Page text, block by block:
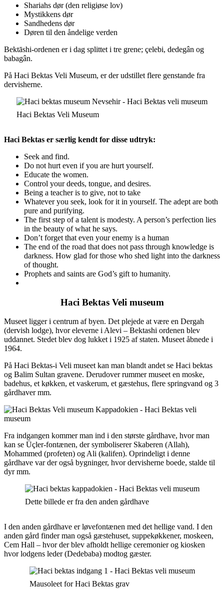
Shariahs dør (den religiøse lov)
Mystikkens dør
Sandhedens dør
Døren til den åndelige verden
Bektāshi-ordenen er i dag splittet i tre grene; çelebi, dedegân og
babagân.
På Haci Bektas Veli Museum, er der udstillet flere genstande fra
dervisherne.
Haci Bektas Veli Museum
Haci Bektas er særlig kendt for disse udtryk:
Seek and find.
Do not hurt even if you are hurt yourself.
Educate the women.
Control your deeds, tongue, and desires.
Being a teacher is to give, not to take
Whatever you seek, look for it in yourself. The adept are both
pure and purifying.
The first step of a talent is modesty. A person’s perfection lies
in the beauty of what he says.
Don’t forget that even your enemy is a human
The end of the road that does not pass through knowledge is
darkness. How glad for those who shed light into the darkness
of thought.
Prophets and saints are God’s gift to humanity.
Haci Bektas Veli museum
Museet ligger i centrum af byen. Det plejede at være en Dergah
(dervish lodge), hvor eleverne i Alevi – Bektashi ordenen blev
uddannet. Stedet blev dog lukket i 1925 af staten. Museet åbnede i
1964.
På Haci Bektas-i Veli museet kan man blandt andet se Haci bektas
og Balim Sultan gravene. Derudover rummer museet en moske,
badehus, et køkken, et vaskerum, et gæstehus, flere springvand og 3
gårdhaver mm.
Fra indgangen kommer man ind i den største gårdhave, hvor man
kan se Üçler-fontænen, der symboliserer Skaberen (Allah),
Mohammed (profeten) og Ali (kalifen). Oprindeligt i denne
gårdhave var der også bygninger, hvor dervisherne boede, stalde til
dyr mm.
Dette billede er fra den anden gårdhave
I den anden gårdhave er løvefontænen med det hellige vand. I den
anden gård finder man også gæstehuset, suppekøkkener, moskeen,
Cem Hall – hvor der blev afholdt hellige ceremonier og kiosken
hvor lodgens leder (Dedebaba) modtog gæster.
Mausoleet for Haci Bektas grav